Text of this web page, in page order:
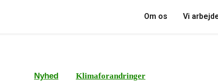
Om os Vi
Nyhed Klimaforandringer